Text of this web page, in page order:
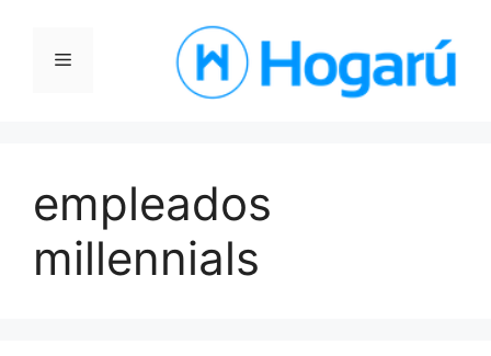
contenidoMenú
empleados
millennials